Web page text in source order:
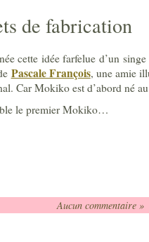
de fabrication
cette idée farfelue d’un
Pascale François, une amie
Car Mokiko est d’abord né
le premier Mokiko…
Aucun commentaire »